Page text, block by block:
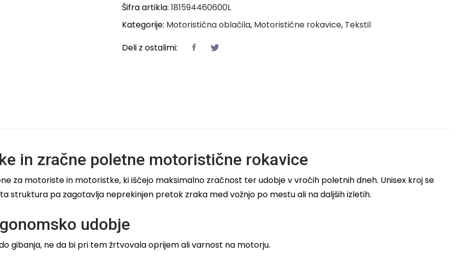
Šifra artikla: 181594460600L
Kategorije: Motoristična oblačila, Motoristične rokavice, Tekstil
Deli z ostalimi:
in zračne poletne motoristične rokavice
za motoriste in motoristke, ki iščejo maksimalno zračnost ter udobje v vročih poletnih dneh. Unisex kroj se
struktura pa zagotavlja neprekinjen pretok zraka med vožnjo po mestu ali na daljših izletih.
udobje
gibanja, ne da bi pri tem žrtvovala oprijem ali varnost na motorju.